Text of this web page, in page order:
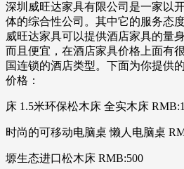
深圳威旺达家具有限公司是一家以
体的综合性公司。其中它的服务态
威旺达家具可以提供酒店家具的量
而且便宜，在酒店家具价格上面有
国连锁的酒店类型。下面为你提供
价格：
床 1.5米环保松木床 全实木床
时尚的可移动电脑桌 懒人电脑桌
塬生态进口松木床 RMB:500